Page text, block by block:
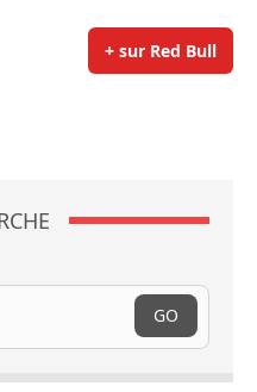
+ sur Red Bull
GO